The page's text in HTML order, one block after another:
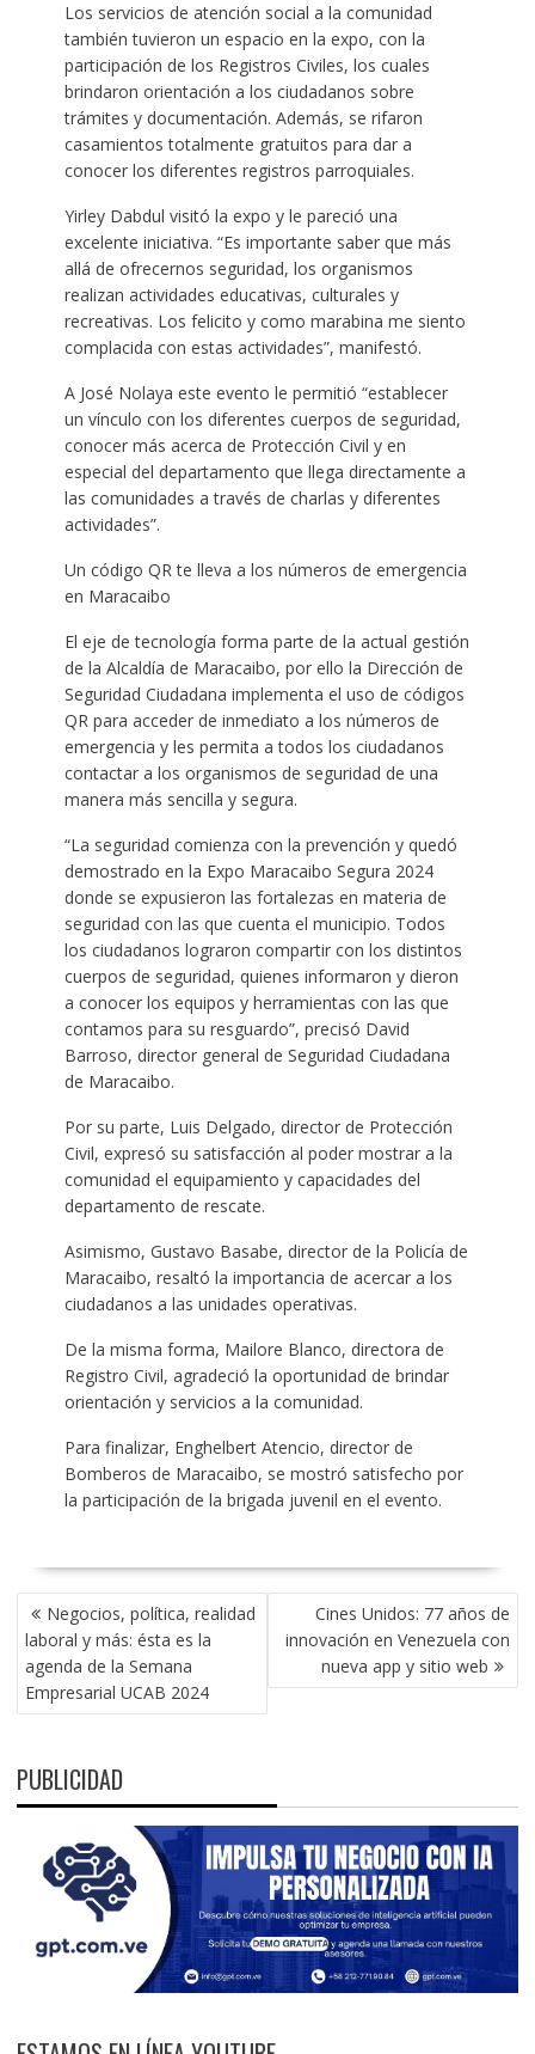
Los servicios de atención social a la comunidad
también tuvieron un espacio en la expo, con la
participación de los Registros Civiles, los cuales
brindaron orientación a los ciudadanos sobre
trámites y documentación. Además, se rifaron
casamientos totalmente gratuitos para dar a
conocer los diferentes registros parroquiales.
Yirley Dabdul visitó la expo y le pareció una
excelente iniciativa. “Es importante saber que más
allá de ofrecernos seguridad, los organismos
realizan actividades educativas, culturales y
recreativas. Los felicito y como marabina me siento
complacida con estas actividades”, manifestó.
A José Nolaya este evento le permitió “establecer
un vínculo con los diferentes cuerpos de seguridad,
conocer más acerca de Protección Civil y en
especial del departamento que llega directamente a
las comunidades a través de charlas y diferentes
actividades”.
Un código QR te lleva a los números de emergencia
en Maracaibo
El eje de tecnología forma parte de la actual gestión
de la Alcaldía de Maracaibo, por ello la Dirección de
Seguridad Ciudadana implementa el uso de códigos
QR para acceder de inmediato a los números de
emergencia y les permita a todos los ciudadanos
contactar a los organismos de seguridad de una
manera más sencilla y segura.
“La seguridad comienza con la prevención y quedó
demostrado en la Expo Maracaibo Segura 2024
donde se expusieron las fortalezas en materia de
seguridad con las que cuenta el municipio. Todos
los ciudadanos lograron compartir con los distintos
cuerpos de seguridad, quienes informaron y dieron
a conocer los equipos y herramientas con las que
contamos para su resguardo”, precisó David
Barroso, director general de Seguridad Ciudadana
de Maracaibo.
Por su parte, Luis Delgado, director de Protección
Civil, expresó su satisfacción al poder mostrar a la
comunidad el equipamiento y capacidades del
departamento de rescate.
Asimismo, Gustavo Basabe, director de la Policía de
Maracaibo, resaltó la importancia de acercar a los
ciudadanos a las unidades operativas.
De la misma forma, Mailore Blanco, directora de
Registro Civil, agradeció la oportunidad de brindar
orientación y servicios a la comunidad.
Para finalizar, Enghelbert Atencio, director de
Bomberos de Maracaibo, se mostró satisfecho por
la participación de la brigada juvenil en el evento.
NAVEGACIÓN
DE
ENTRADAS
Negocios, política, realidad
laboral y más: ésta es la
agenda de la Semana
Empresarial UCAB 2024
Cines Unidos: 77 años de
innovación en Venezuela con
nueva app y sitio web
PUBLICIDAD